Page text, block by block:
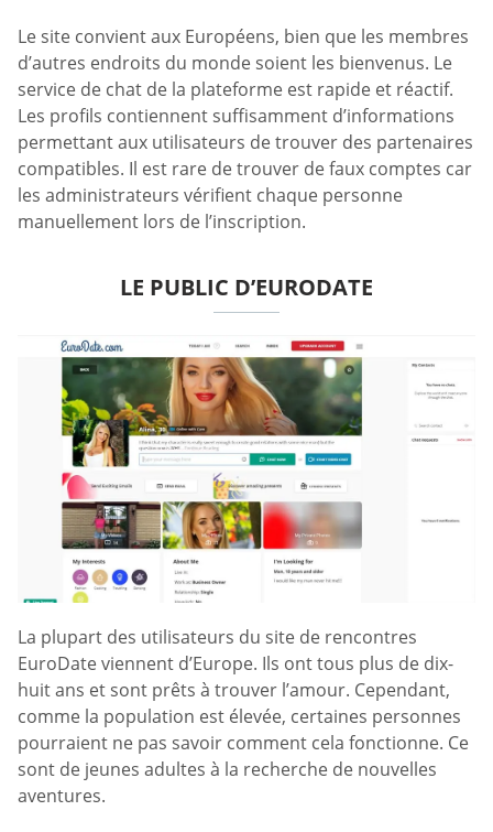
Le site convient aux Européens, bien que les membres
d’autres endroits du monde soient les bienvenus. Le
service de chat de la plateforme est rapide et réactif.
Les profils contiennent suffisamment d’informations
permettant aux utilisateurs de trouver des partenaires
compatibles. Il est rare de trouver de faux comptes car
les administrateurs vérifient chaque personne
manuellement lors de l’inscription.
LE PUBLIC D’EURODATE
La plupart des utilisateurs du site de rencontres
EuroDate viennent d’Europe. Ils ont tous plus de dix-
huit ans et sont prêts à trouver l’amour. Cependant,
comme la population est élevée, certaines personnes
pourraient ne pas savoir comment cela fonctionne. Ce
sont de jeunes adultes à la recherche de nouvelles
aventures.